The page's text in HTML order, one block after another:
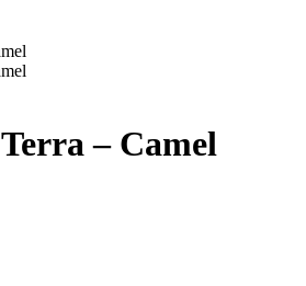
– Camel